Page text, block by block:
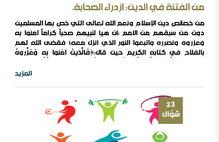
من الفتنة في الدين: ازدراء الصحابة.
من خصائص دين الإسلام ونعم الله تعالى التي خص بها المسلمين
دون من سبقهم من الأمم :أن هيأ لنبيهم صحباً كراماً آمنوا به
وعزروه ونصرره واتبعوا النور الذي أنزل معه؛ فقضى الله لهم
بالفلاح في كتابه الكريم حين قال:﴿فَالَّذينَ آمَنوا بِهِ وَعَزَّروهُ
عليهم بالرضى وأخبر سبحانه أنه أعد لهم الجنات ولما يزالوا في
المزيد
23
شوّال